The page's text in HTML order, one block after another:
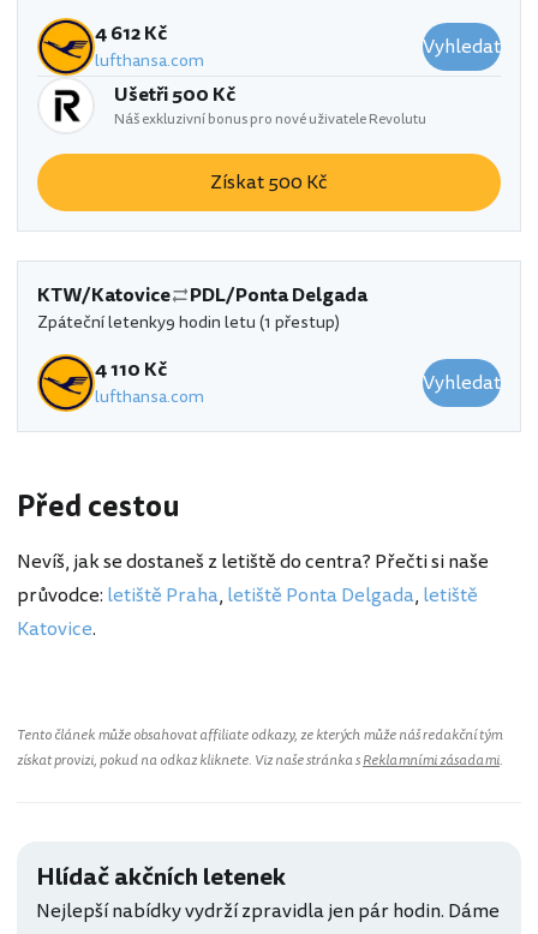
4 612 Kč
lufthansa.com
Vyhledat
Ušetři 500 Kč
Náš exkluzivní bonus pro nové uživatele Revolutu
Získat 500 Kč
KTW/Katovice PDL/Ponta Delgada
Zpáteční letenky9 hodin letu (1 přestup)
4 110 Kč
lufthansa.com Vyhledat
Před cestou
Nevíš, jak se dostaneš z letiště do centra? Přečti si naše
průvodce: letiště Praha, letiště Ponta Delgada, letiště
Katovice.
Tento článek může obsahovat affiliate odkazy, ze kterých může náš redakční tým
získat provizi, pokud na odkaz kliknete. Viz naše stránka sReklamními zásadami.
Hlídač akčních letenek
Nejlepší nabídky vydrží zpravidla jen pár hodin. Dáme